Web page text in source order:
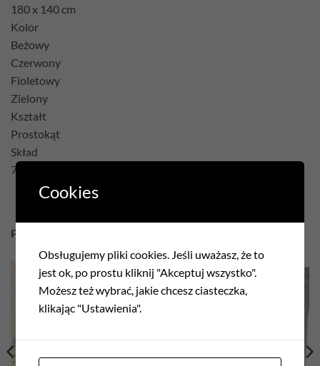
180 x 140 cm
Kolor
Beżowy
Czerwony
Fioletowy
Zielony
Kształt
Prostokąt
Skład
75% Poliester 22% Bawełna 3% Akryl
PODOBNE PRODUKTY
Cookies
Obsługujemy pliki cookies. Jeśli uważasz, że to
jest ok, po prostu kliknij "Akceptuj wszystko".
Możesz też wybrać, jakie chcesz ciasteczka,
klikając "Ustawienia".